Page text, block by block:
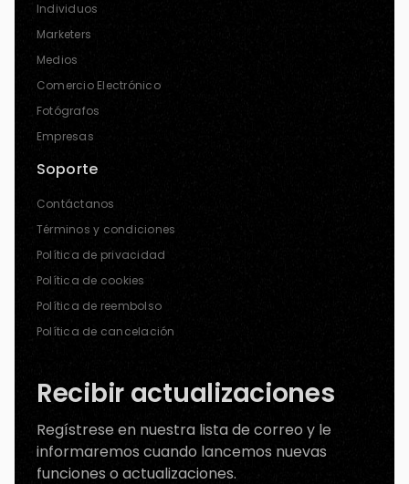
Individuos
Marketers
Medios
Comercio Electrónico
Fotógrafos
Empresas
Soporte
Contáctanos
Términos y condiciones
Política de privacidad
Política de cookies
Política de reembolso
Política de cancelación
Recibir actualizaciones
Regístrese en nuestra lista de correo y le
informaremos cuando lancemos nuevas
funciones o actualizaciones.